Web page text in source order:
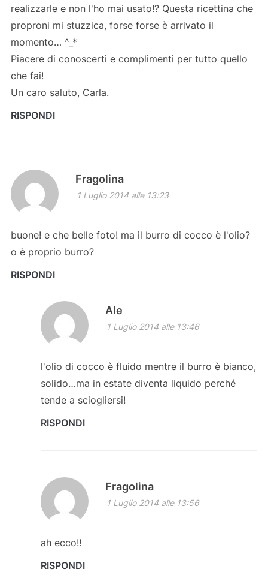
realizzarle e non l'ho mai usato!? Questa ricettina che
proproni mi stuzzica, forse forse è arrivato il
momento… ^_*
Piacere di conoscerti e complimenti per tutto quello
che fai!
Un caro saluto, Carla.
RISPONDI
Fragolina
1 Luglio 2014 alle 13:23
buone! e che belle foto! ma il burro di cocco è l'olio?
o è proprio burro?
RISPONDI
Ale
1 Luglio 2014 alle 13:46
l'olio di cocco è fluido mentre il burro è bianco,
solido…ma in estate diventa liquido perché
tende a sciogliersi!
RISPONDI
Fragolina
1 Luglio 2014 alle 13:56
ah ecco!!
RISPONDI